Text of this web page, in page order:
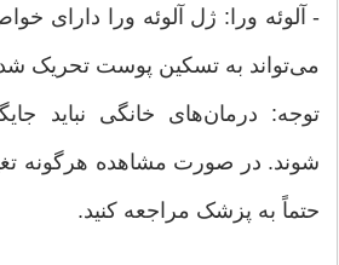
- آلوئه ورا: ژل آلوئه ورا دارای
می‌تواند به تسکین پوست تحریک
توجه: درمان‌های خانگی نباید
شوند. در صورت مشاهده هرگونه
حتماً به پزشک مراجعه کنید.